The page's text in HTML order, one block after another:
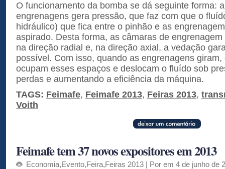
O funcionamento da bomba se dá seguinte forma:
engrenagens gera pressão, que faz com que o
hidráulico) que fica entre o pinhão e as
aspirado. Desta forma, as câmaras de
na direção radial e, na direção axial, a vedação
possível. Com isso, quando as engrenagens
ocupam esses espaços e deslocam o fluído sob
perdas e aumentando a eficiência da máquina.
TAGS: Feimafe, Feimafe 2013, Feiras 2013,
Voith
Feimafe tem 37 novos expositores em 2013
Economia,Evento,Feira,Feiras 2013 | Por em 4 de junho de